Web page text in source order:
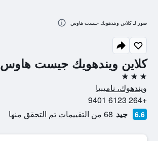
كلاين ويندهويك جيست هاوس
3 نجوم
ويندهوك، ناميبيا
+264 6123 9401
6.6 جيد 68 من التقييمات تم التحقق منها
صور لـ كلاين ويندهويك جيست هاوس